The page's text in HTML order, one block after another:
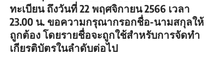
ทะเบียน ถึงวันที่ 22 พฤศจิกายน 2566 เวลา
23.00 น. ขอความกรุณากรอกชื่อ-นามสกุลให้
ถูกต้อง โดยรายชื่อจะถูกใช้สำหรับการจัดทำ
เกียรติบัตรในลำดับต่อไป